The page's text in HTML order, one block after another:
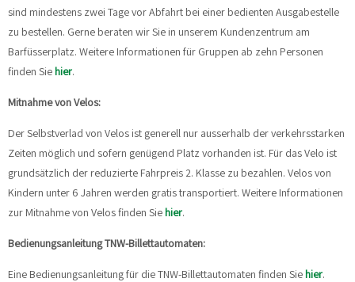
sind mindestens zwei Tage vor Abfahrt bei einer bedienten Ausgabestelle
zu bestellen. Gerne beraten wir Sie in unserem Kundenzentrum am
Barfüsserplatz. Weitere Informationen für Gruppen ab zehn Personen
finden Siehier.
Mitnahme von Velos:
Der Selbstverlad von Velos ist generell nur ausserhalb der verkehrsstarken
Zeiten möglich und sofern genügend Platz vorhanden ist. Für das Velo ist
grundsätzlich der reduzierte Fahrpreis 2. Klasse zu bezahlen. Velos von
Kindern unter 6 Jahren werden gratis transportiert. Weitere Informationen
zur Mitnahme von Velos finden Siehier.
Bedienungsanleitung TNW-Billettautomaten:
Eine Bedienungsanleitung für die TNW-Billettautomaten finden Siehier.